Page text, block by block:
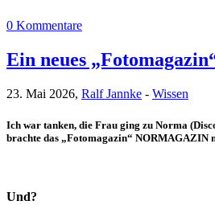
0 Kommentare
Ein neues
23. Mai 2026, Ralf Jannke - Wissen
Ich war tanken, die Frau ging zu Norma
brachte das „Fotomagazin“ NORMAGAZIN
Und?